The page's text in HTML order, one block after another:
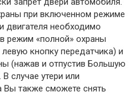
при включенном режиме
двигателя необходимо
режим «полной» охраны
кнопку передатчика) и
(нажав и отпустив Большую
случае утери или
Вы также сможете снять